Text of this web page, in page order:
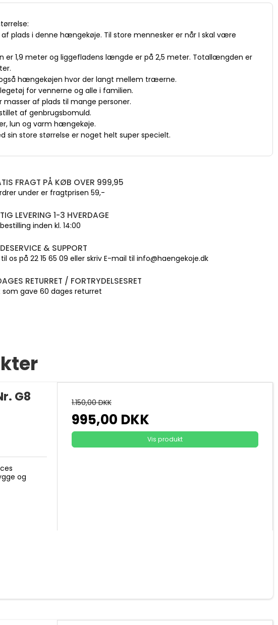
af plads i denne hængekøje. Til store mennesker er når I skal være
er 1,9 meter og liggefladens længde er på 2,5 meter. Totallængden er
hængekøjen hvor der langt mellem træerne.
for vennerne og alle i familien.
masser af plads til mange personer.
af genbrugsbomuld.
lun og varm hængekøje.
sin store størrelse er noget helt super specielt.
FRAGT PÅ KØB OVER 999,95
under er fragtprisen 59,-
LEVERING 1-3 HVERDAGE
inden kl. 14:00
& SUPPORT
til os på 22 15 65 09 eller skriv E-mail til info@haengekoje.dk
RETURRET / FORTRYDELSESRET
som gave 60 dages returret
G8
og
1.150,00 DKK
995,00 DKK
Vis produkt